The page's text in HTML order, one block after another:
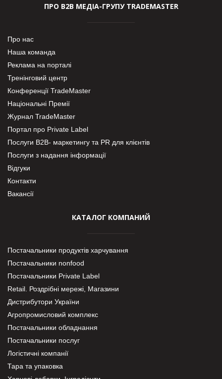
ПРО В2В МЕДІА-ГРУПУ TRADEMASTER
Про нас
Наша команда
Реклама на порталі
Тренінговий центр
Конференції TradeMaster
Національні Премії
Журнал TradeMaster
Портал про Private Label
Послуги В2В- маркетингу та PR для клієнтів
Послуги з надання інформації
Відгуки
Контакти
Вакансії
КАТАЛОГ КОМПАНИЙ
Постачальники продуктів харчування
Постачальники nonfood
Постачальники Private Label
Retail. Роздрібні мережі, Магазини
Дистрибутори України
Агропромисловий комплекс
Постачальники обладнання
Постачальники послуг
Логістичні компанії
Тара та упаковка